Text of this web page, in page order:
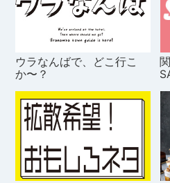
ウラなんばで、どこ行こ
か〜？